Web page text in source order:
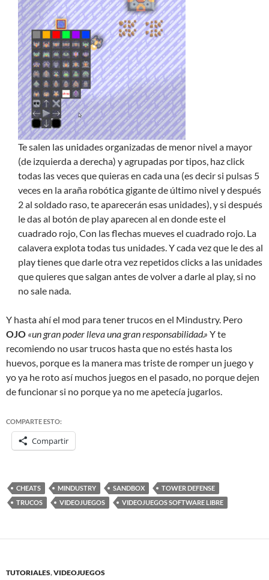
Te salen las unidades organizadas de menor nivel a mayor
(de izquierda a derecha) y agrupadas por tipos, haz click
todas las veces que quieras en cada una (es decir si pulsas 5
veces en la araña robótica gigante de último nivel y después
2 al soldado raso, te aparecerán esas unidades), y si después
le das al botón de play aparecen al en donde este el
cuadrado rojo, Con las flechas mueves el cuadrado rojo. La
calavera explota todas tus unidades. Y cada vez que le des al
play tienes que darle otra vez repetidos clicks a las unidades
que quieres que salgan antes de volver a darle al play, si no
no sale nada.
Y hasta ahí el mod para tener trucos en el Mindustry. Pero
OJO «un gran poder lleva una gran responsabilidad.» Y te
recomiendo no usar trucos hasta que no estés hasta los
huevos, porque es la manera mas triste de romper un juego y
yo ya he roto así muchos juegos en el pasado, no porque dejen
de funcionar si no porque ya no me apetecía jugarlos.
COMPARTE ESTO:
Compartir
CHEATS MINDUSTRY SANDBOX
TOWER DEFENSE
TRUCOS
VIDEOJUEGOS VIDEOJUEGOS SOFTWARE LIBRE
TUTORIALES,VIDEOJUEGOS